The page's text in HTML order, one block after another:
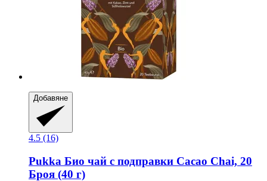
Добавяне
4.5 (16)
Pukka Био чай с подправки Cacao Chai, 20
Броя (40 г)